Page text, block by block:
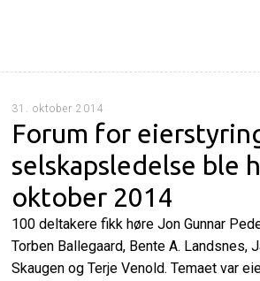
31. oktober 2014
Forum for
selskapsledelse ble
oktober 2014
100 deltakere fikk høre Jon Gunnar
Torben Ballegaard, Bente A. Landsnes,
Skaugen og Terje Venold. Temaet var